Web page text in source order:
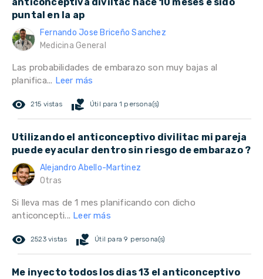
anticonceptiva diviltac hace 10 meses e sido
puntal en la ap
Fernando Jose Briceño Sanchez
Medicina General
Las probabilidades de embarazo son muy bajas al
planifica... Leer más
remove_red_eye 215 vistas volunteer_activism Útil para 1 persona(s)
Utilizando el anticonceptivo divilitac mi pareja
puede eyacular dentro sin riesgo de embarazo ?
Alejandro Abello-Martinez
Otras
Si lleva mas de 1 mes planificando con dicho
anticoncepti... Leer más
remove_red_eye 2523 vistas volunteer_activism Útil para 9 persona(s)
Me inyecto todos los dias 13 el anticonceptivo